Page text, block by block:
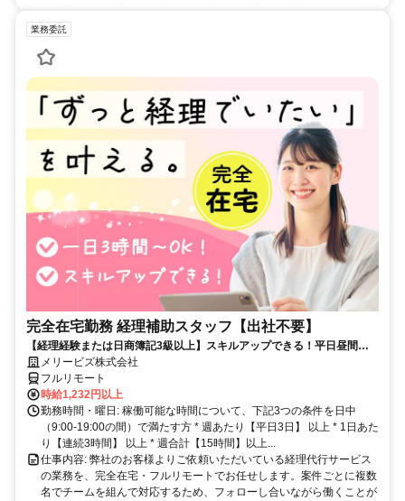
業務委託
完全在宅勤務 経理補助スタッフ【出社不要】
【経理経験または日商簿記3級以上】スキルアップできる！平日昼間３h
～。完全在宅で育児・介護中の方も大歓迎♪
メリービズ株式会社
フルリモート
時給1,232円以上
勤務時間・曜日: 稼働可能な時間について、下記3つの条件を日中
（9:00-19:00の間）で満たす方 * 週あたり【平日3日】 以上 * 1日あた
り【連続3時間】 以上 * 週合計【15時間】以上...
仕事内容: 弊社のお客様よりご依頼いただいている経理代行サービス
の業務を、完全在宅・フルリモートでお任せします。案件ごとに複数
名でチームを組んで対応するため、フォローし合いながら働くことが